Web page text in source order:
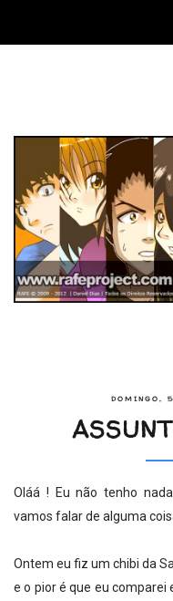
DOMINGO,
Oláá ! Eu não tenho
vamos falar de alguma
Ontem eu fiz um chibi da
e o pior é que eu comparei